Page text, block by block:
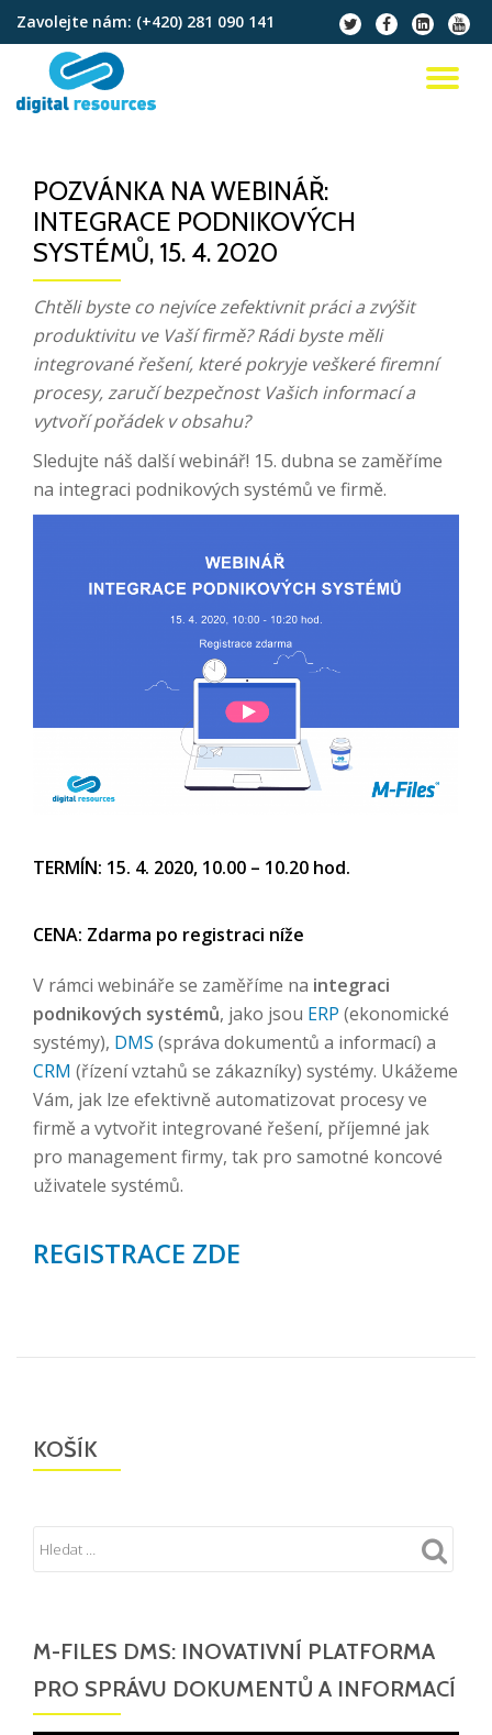
Přeskočit
obsah
Zavolejte nám: (+420) 281 090 141
fa-
twitter
fa-
facebook
fa-
linkedin-
square
fa-
POZVÁNKA NA WEBINÁŘ:
INTEGRACE PODNIKOVÝCH
SYSTÉMŮ, 15. 4. 2020
Chtěli byste co nejvíce zefektivnit práci a zvýšit
produktivitu ve Vaší firmě? Rádi byste měli
integrované řešení, které pokryje veškeré firemní
procesy, zaručí bezpečnost Vašich informací a
vytvoří pořádek v obsahu?
Sledujte náš další webinář! 15. dubna se zaměříme
na integraci podnikových systémů ve firmě.
TERMÍN: 15. 4. 2020, 10.00 – 10.20 hod.
CENA: Zdarma po registraci níže
V rámci webináře se zaměříme na integraci
podnikových systémů, jako jsou ERP (ekonomické
systémy), DMS (správa dokumentů a informací) a
CRM (řízení vztahů se zákazníky) systémy. Ukážeme
Vám, jak lze efektivně automatizovat procesy ve
firmě a vytvořit integrované řešení, příjemné jak
pro management firmy, tak pro samotné koncové
uživatele systémů.
REGISTRACE ZDE
KOŠÍK
M-FILES DMS: INOVATIVNÍ PLATFORMA
PRO SPRÁVU DOKUMENTŮ A INFORMACÍ